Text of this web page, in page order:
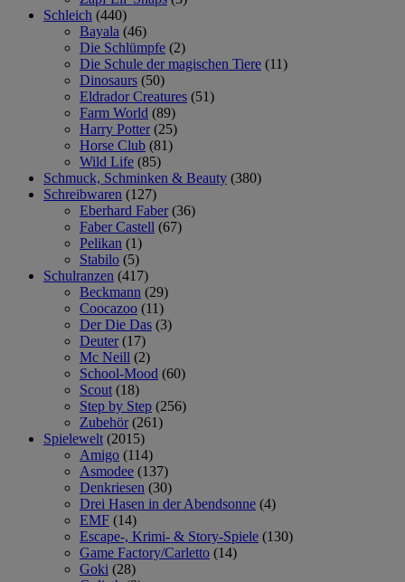
Schleich (440)
Bayala (46)
Die Schlümpfe (2)
Die Schule der magischen Tiere (11)
Dinosaurs (50)
Eldrador Creatures (51)
Farm World (89)
Harry Potter (25)
Horse Club (81)
Wild Life (85)
Schmuck, Schminken & Beauty (380)
Schreibwaren (127)
Eberhard Faber (36)
Faber Castell (67)
Pelikan (1)
Stabilo (5)
Schulranzen (417)
Beckmann (29)
Coocazoo (11)
Der Die Das (3)
Deuter (17)
Mc Neill (2)
School-Mood (60)
Scout (18)
Step by Step (256)
Zubehör (261)
Spielewelt (2015)
Amigo (114)
Asmodee (137)
Denkriesen (30)
Drei Hasen in der Abendsonne (4)
EMF (14)
Escape-, Krimi- & Story-Spiele (130)
Game Factory/Carletto (14)
Goki (28)